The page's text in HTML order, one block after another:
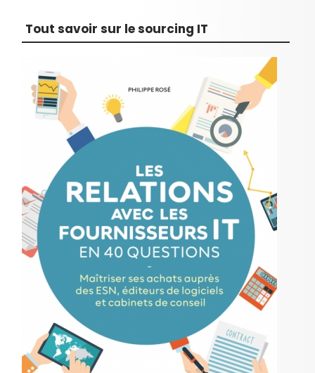
Tout savoir sur le sourcing IT